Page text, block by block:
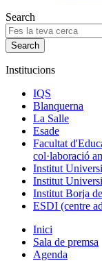
Search
Institucions
IQS
Blanquerna
La Salle
Esade
Facultat
col·laboració
Institut
Institut
Institut Borja
ESDI (centre
Inici
Sala de premsa
Agenda